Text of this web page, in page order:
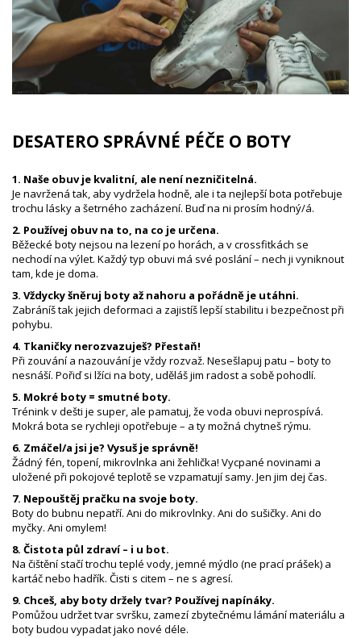
DESATERO SPRÁVNÉ PÉČE O BOTY
1. Naše obuv je kvalitní, ale není nezničitelná.
Je navržená tak, aby vydržela hodně, ale i ta nejlepší bota potřebuje
trochu lásky a šetrného zacházení. Buď na ni prosím hodný/á.
2. Používej obuv na to, na co je určena.
Běžecké boty nejsou na lezení po horách, a v crossfitkách se
nechodí na výlet. Každý typ obuvi má své poslání – nech ji vyniknout
tam, kde je doma.
3. Vždycky šněruj boty až nahoru a pořádně je utáhni.
Zabráníš tak jejich deformaci a zajistíš lepší stabilitu i bezpečnost při
pohybu.
4. Tkaničky nerozvazuješ? Přestaň!
Při zouvání a nazouvání je vždy rozvaž. Nesešlapuj patu – boty to
nesnáší. Pořiď si lžíci na boty, uděláš jim radost a sobě pohodlí.
5. Mokré boty = smutné boty.
Trénink v dešti je super, ale pamatuj, že voda obuvi neprospívá.
Mokrá bota se rychleji opotřebuje – a ty možná chytneš rýmu.
6. Zmáčel/a jsi je? Vysuš je správně!
Žádný fén, topení, mikrovlnka ani žehlička! Vycpané novinami a
uložené při pokojové teplotě se vzpamatují samy. Jen jim dej čas.
7. Nepouštěj pračku na svoje boty.
Boty do bubnu nepatří. Ani do mikrovlnky. Ani do sušičky. Ani do
myčky. Ani omylem!
8. Čistota půl zdraví – i u bot.
Na čištění stačí trochu teplé vody, jemné mýdlo (ne prací prášek) a
kartáč nebo hadřík. Čisti s citem – ne s agresí.
9. Chceš, aby boty držely tvar? Používej napínáky.
Pomůžou udržet tvar svršku, zamezí zbytečnému lámání materiálu a
boty budou vypadat jako nové déle.